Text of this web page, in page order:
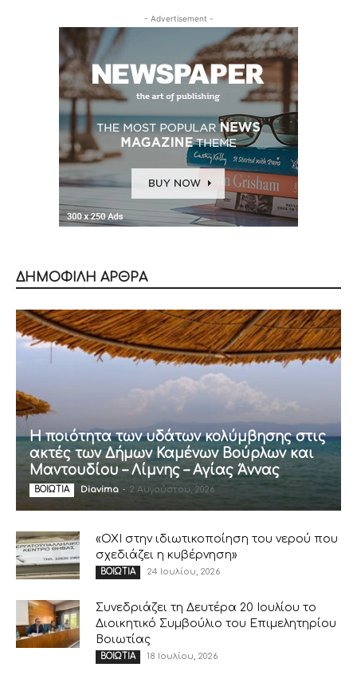
- Advertisement -
ΔΗΜΟΦΙΛΗ ΑΡΘΡΑ
Η ποιότητα των υδάτων κολύμβησης στις
ακτές των Δήμων Καμένων Βούρλων και
Μαντουδίου – Λίμνης – Αγίας Άννας
ΒΟΙΩΤΙΑ Diavima - 2 Αυγούστου, 2026
«ΟΧΙ στην ιδιωτικοποίηση του νερού που
σχεδιάζει η κυβέρνηση»
ΒΟΙΩΤΙΑ 24 Ιουλίου, 2026
Συνεδριάζει τη Δευτέρα 20 Ιουλίου το
Διοικητικό Συμβούλιο του Επιμελητηρίου
Βοιωτίας
ΒΟΙΩΤΙΑ 18 Ιουλίου, 2026